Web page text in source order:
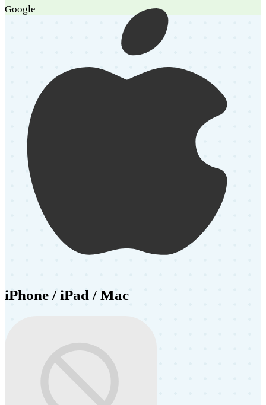
Google
iPhone / iPad / Mac